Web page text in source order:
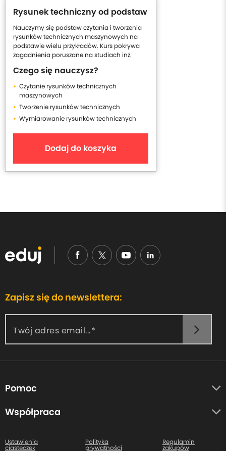
Rysunek techniczny od podstaw
Nauczymy się podstaw czytania i tworzenia
rysunków technicznych maszynowych na
podstawie wielu przykładów. Kurs pokrywa
zagadnienia poruszane na studiach inż.
Czego się nauczysz?
Czytanie rysunków technicznych
maszynowych
Tworzenie rysunków technicznych
Wymiarowanie rysunków technicznych
Dodaj do koszyka
Zapisz się do newslettera:
Twój adres email...
Pomoc
O nas
Centrum pomocy
Współpraca
Ustawienia
ciasteczek
Polityka
prywatności
Regulamin
zakupów